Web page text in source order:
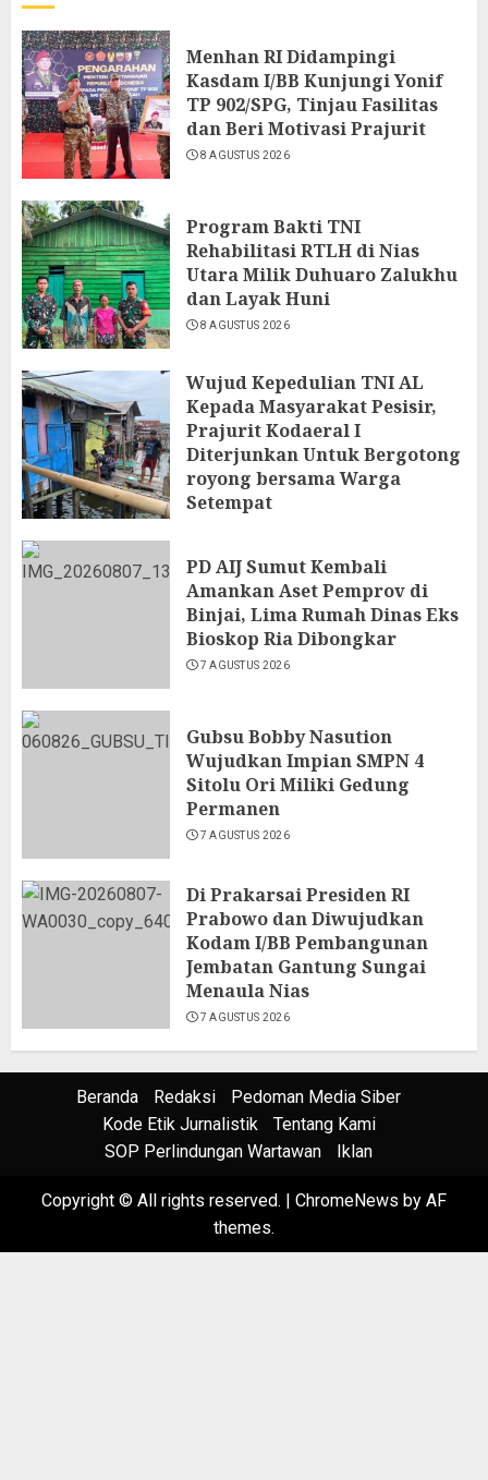
Menhan RI Didampingi
Kasdam I/BB Kunjungi Yonif
TP 902/SPG, Tinjau Fasilitas
dan Beri Motivasi Prajurit
8 AGUSTUS 2026
Program Bakti TNI
Rehabilitasi RTLH di Nias
Utara Milik Duhuaro Zalukhu
dan Layak Huni
8 AGUSTUS 2026
Wujud Kepedulian TNI AL
Kepada Masyarakat Pesisir,
Prajurit Kodaeral I
Diterjunkan Untuk Bergotong
royong bersama Warga
Setempat
PD AIJ Sumut Kembali
Amankan Aset Pemprov di
Binjai, Lima Rumah Dinas Eks
Bioskop Ria Dibongkar
7 AGUSTUS 2026
Gubsu Bobby Nasution
Wujudkan Impian SMPN 4
Sitolu Ori Miliki Gedung
Permanen
7 AGUSTUS 2026
Di Prakarsai Presiden RI
Prabowo dan Diwujudkan
Kodam I/BB Pembangunan
Jembatan Gantung Sungai
Menaula Nias
7 AGUSTUS 2026
Beranda Redaksi
Pedoman Media Siber
Kode Etik Jurnalistik
Tentang Kami
SOP Perlindungan Wartawan
Iklan
Copyright © All rights reserved. | ChromeNews by AF
themes.